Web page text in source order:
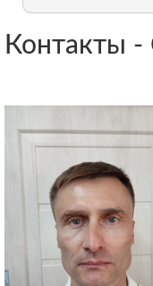
Контакты -